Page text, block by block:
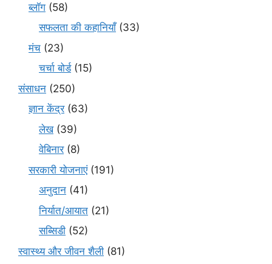
ब्लॉग (58)
सफलता की कहानियाँ(33)
मंच (23)
चर्चा बोर्ड(15)
संसाधन (250)
ज्ञान केंद्र(63)
लेख(39)
वेबिनार(8)
सरकारी योजनाएं(191)
अनुदान (41)
निर्यात/आयात (21)
सब्सिडी (52)
स्वास्थ्य और जीवन शैली (81)